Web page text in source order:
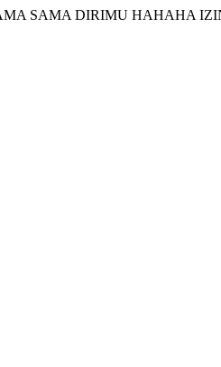
SAMA DIRIMU HAHAHA